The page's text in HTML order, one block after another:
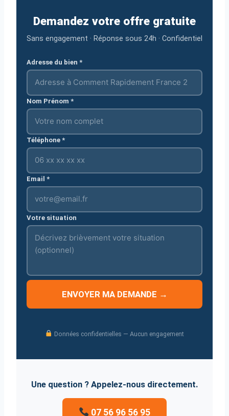
Demandez votre offre gratuite
Sans engagement · Réponse sous 24h · Confidentiel
Adresse du bien *
Nom Prénom *
Téléphone *
Email *
Votre situation
ENVOYER MA DEMANDE →
Données confidentielles — Aucun engagement
Une question ? Appelez-nous directement.
07 56 96 56 95